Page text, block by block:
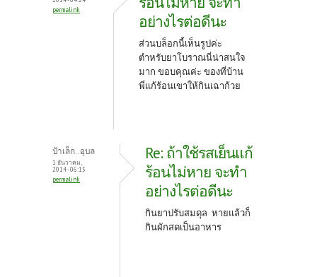
k
permalink
อย่างไรต่อดีนะ
ส่วนบล็อกนี้เห็นรูปค่ะ
ตำหรับยาโบราณนี่น่าสนใจ
มาก ขอบคุณค่ะ ของที่บ้าน
พี่แก้ร้อนเขาให้กินเฉาก้วย
ป้าเล็ก..อุบล
1 ธันวาคม,
2014 - 06:15
permalink
Re: ถ้าใช้รสเย็นแก้
ร้อนไม่หาย จะทำ
อย่างไรต่อดีนะ
กินยาปรับสมดุล หายแล้วก็
กินผักสดเป็นอาหาร